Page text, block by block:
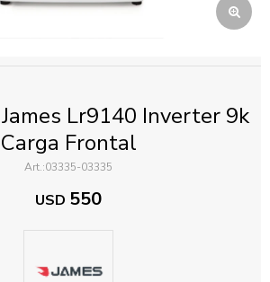
Lr9140 Inverter 9k
Carga Frontal
03335-03335
USD 550